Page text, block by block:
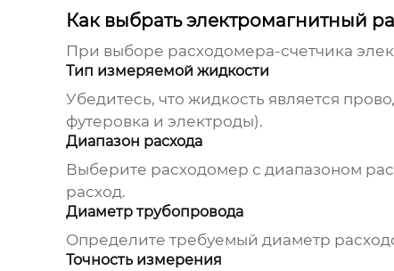
Как выбрать электромагнитный
При выборе расходомера-счетчика
Тип измеряемой жидкости
Убедитесь, что жидкость является
футеровка и электроды).
Диапазон расхода
Выберите расходомер с диапазоном
расход.
Диаметр трубопровода
Определите требуемый диаметр
Точность измерения